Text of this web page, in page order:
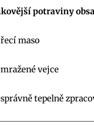
potraviny
maso
vejce
tepelně